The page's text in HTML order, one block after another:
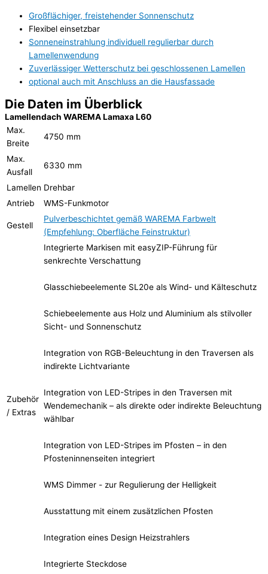
Großflächiger, freistehender Sonnenschutz
Flexibel einsetzbar
Sonneneinstrahlung individuell regulierbar durch
Lamellenwendung
Zuverlässiger Wetterschutz bei geschlossenen Lamellen
optional auch mit Anschluss an die Hausfassade
Die Daten im Überblick
Lamellendach WAREMA Lamaxa L60
Max.
Breite
4750 mm
Max.
Ausfall
6330 mm
Lamellen Drehbar
Antrieb
WMS-Funkmotor
Gestell
Pulverbeschichtet gemäß WAREMA Farbwelt
(Empfehlung: Oberfläche Feinstruktur)
Zubehör
/ Extras
Integrierte Markisen mit easyZIP-Führung für
senkrechte Verschattung
Glasschiebeelemente SL20e als Wind- und Kälteschutz
Schiebeelemente aus Holz und Aluminium als stilvoller
Sicht- und Sonnenschutz
Integration von RGB-Beleuchtung in den Traversen als
indirekte Lichtvariante
Integration von LED-Stripes in den Traversen mit
Wendemechanik – als direkte oder indirekte Beleuchtung
wählbar
Integration von LED-Stripes im Pfosten – in den
Pfosteninnenseiten integriert
WMS Dimmer - zur Regulierung der Helligkeit
Ausstattung mit einem zusätzlichen Pfosten
Integration eines Design Heizstrahlers
Integrierte Steckdose